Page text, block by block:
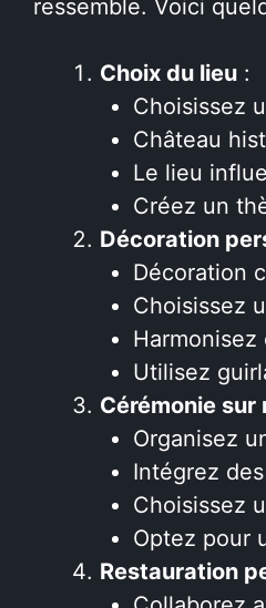
ressemble. Voici
Choix du lieu :
Choisissez
Château
Le lieu
Créez un
Décoration
Décoration
Choisissez
Utilisez
Cérémonie sur
Organisez
Intégrez
Choisissez
Optez pour
Restauration